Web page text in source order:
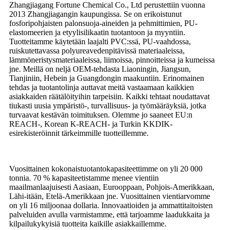
Zhangjiagang Fortune Chemical Co., Ltd perustettiin vuonna
2013 Zhangjiagangin kaupungissa. Se on erikoistunut
fosforipohjaisten palonsuoja-aineiden ja pehmittimien, PU-
elastomeerien ja etyylisilikaatin tuotantoon ja myyntiin.
Tuotteitamme käytetään laajalti PVC:ssä, PU-vaahdossa,
ruiskutettavassa polyureavedenpitävissä materiaaleissa,
lämmöneristysmateriaaleissa, liimoissa, pinnoitteissa ja kumeissa
jne. Meillä on neljä OEM-tehdasta Liaoningin, Jiangsun,
Tianjiniin, Hebein ja Guangdongin maakuntiin. Erinomainen
tehdas ja tuotantolinja auttavat meitä vastaamaan kaikkien
asiakkaiden räätälöityihin tarpeisiin. Kaikki tehtaat noudattavat
tiukasti uusia ympäristö-, turvallisuus- ja työmääräyksiä, jotka
turvaavat kestävän toimituksen. Olemme jo saaneet EU:n
REACH-, Korean K-REACH- ja Turkin KKDIK-
esirekisteröinnit tärkeimmille tuotteillemme.
Vuosittainen kokonaistuotantokapasiteettimme on yli 20 000
tonnia. 70 % kapasiteetistamme menee vientiin
maailmanlaajuisesti Aasiaan, Eurooppaan, Pohjois-Amerikkaan,
Lähi-itään, Etelä-Amerikkaan jne. Vuosittainen vientiarvomme
on yli 16 miljoonaa dollaria. Innovaatioiden ja ammattitaitoisten
palveluiden avulla varmistamme, että tarjoamme laadukkaita ja
kilpailukykyisiä tuotteita kaikille asiakkaillemme.